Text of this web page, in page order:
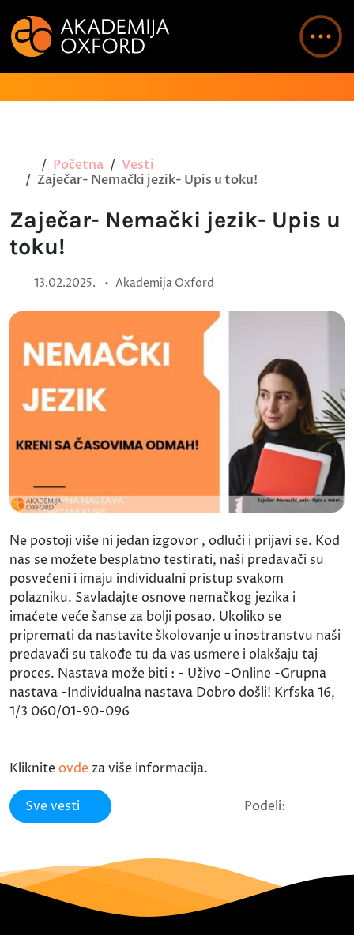
Početna
Vesti
Zaječar- Nemački jezik- Upis u toku!
Zaječar- Nemački jezik- Upis u
toku!
13.02.2025. • Akademija Oxford
Ne postoji više ni jedan izgovor , odluči i prijavi se. Kod
nas se možete besplatno testirati, naši predavači su
posvećeni i imaju individualni pristup svakom
polazniku. Savladajte osnove nemačkog jezika i
imaćete veće šanse za bolji posao. Ukoliko se
pripremati da nastavite školovanje u inostranstvu naši
predavači su takođe tu da vas usmere i olakšaju taj
proces. Nastava može biti : - Uživo -Online -Grupna
nastava -Individualna nastava Dobro došli! Krfska 16,
1/3 060/01-90-096
Kliknite ovde za više informacija.
Sve vesti Podeli: